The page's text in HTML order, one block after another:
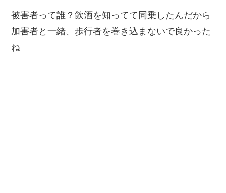
被害者って誰？飲酒を知ってて同乗したんだから
加害者と一緒、歩行者を巻き込まないで良かった
ね